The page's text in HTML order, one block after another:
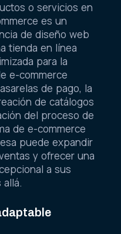
o servicios en
es un
de diseño web
tienda en línea
para la
e-commerce
de pago, la
de catálogos
del proceso de
de e-commerce
puede expandir
y ofrecer una
a sus